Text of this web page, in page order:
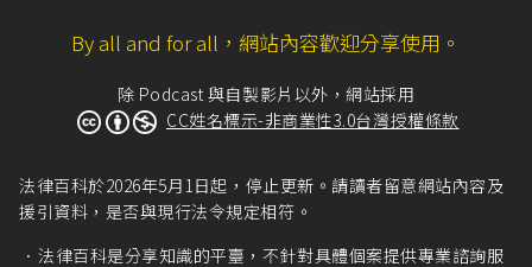
By all and for all，網站內容歡迎分享使用。
除 Podcast 與自製影片以外，網站採用
CC姓名標示-非商業性3.0台灣授權條款
法律百科於2026年5月1日起，停止更新。請讀者留意網站內容及
援引資料，是否與現行法令規定相符。
法律百科是分享知識的平臺，不針對具體個案提供專業諮詢服